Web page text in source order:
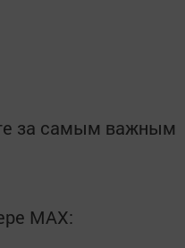
за самым важным
MАХ: